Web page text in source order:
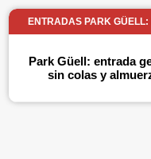
ENTRADAS PARK
Park Güell: entrada
sin colas y